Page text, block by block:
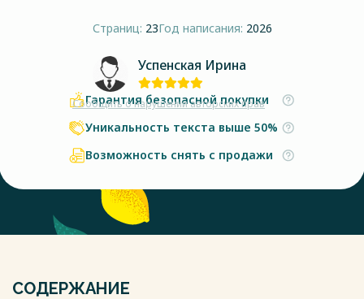
Страниц: 23Год написания: 2026
Успенская Ирина
Сообщить о нарушении авторских прав
Гарантия безопасной покупки
Уникальность текста выше 50%
Возможность снять с продажи
СОДЕРЖАНИЕ